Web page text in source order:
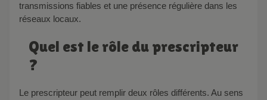
transmissions fiables et une présence régulière dans les
réseaux locaux.
Quel est le rôle du prescripteur
?
Le prescripteur peut remplir deux rôles différents. Au sens